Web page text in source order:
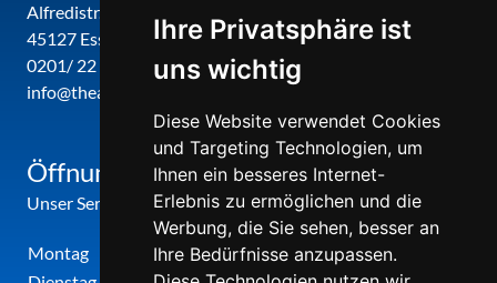
Ihre Privatsphäre ist
uns wichtig
Diese Website verwendet Cookies
und Targeting Technologien, um
Ihnen ein besseres Internet-
Erlebnis zu ermöglichen und die
Werbung, die Sie sehen, besser an
Ihre Bedürfnisse anzupassen.
Alfredistr. 32
45127 Essen
0201/ 22 22 29
info@theatergemeinde-metropole-ruhr.de
Öffnungszeiten
Unser Service-Center ist zu folgenden Zeiten geöffnet
Montag
12:00 Uhr - 17:00 Uhr